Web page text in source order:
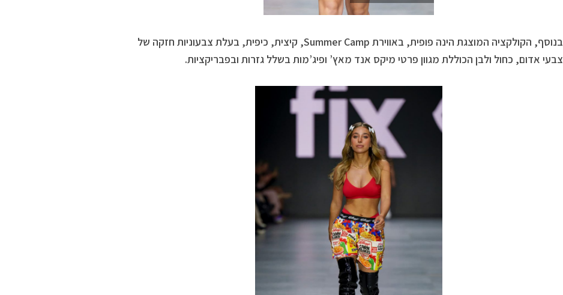
בנוסף, הקולקציה המוצגת הינה פופית, באווירת Summer Camp, קיצית, כיפית, בעלת צבעוניות חזקה של
צבעי אדום, כחול ולבן הכוללת מגוון פרטי מיקס אנד מאץ’ ופיג’מות בשלל גזרות ובפבריקציות.